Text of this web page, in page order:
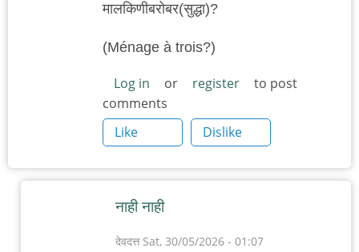
मालकिणीबरोबर(सुद्धा)?
(Ménage à trois?)
Log in or register
to post
comments
Like
Dislike
नाही नाही
देवदत्तSat, 30/05/2026 - 01:07